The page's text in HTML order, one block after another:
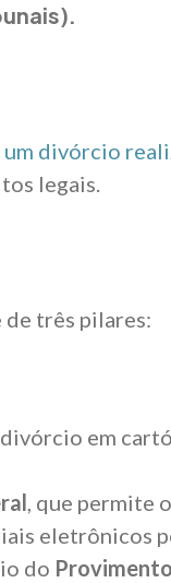
divórcio
legais.
três pilares:
em
, que permite
eletrônicos
do